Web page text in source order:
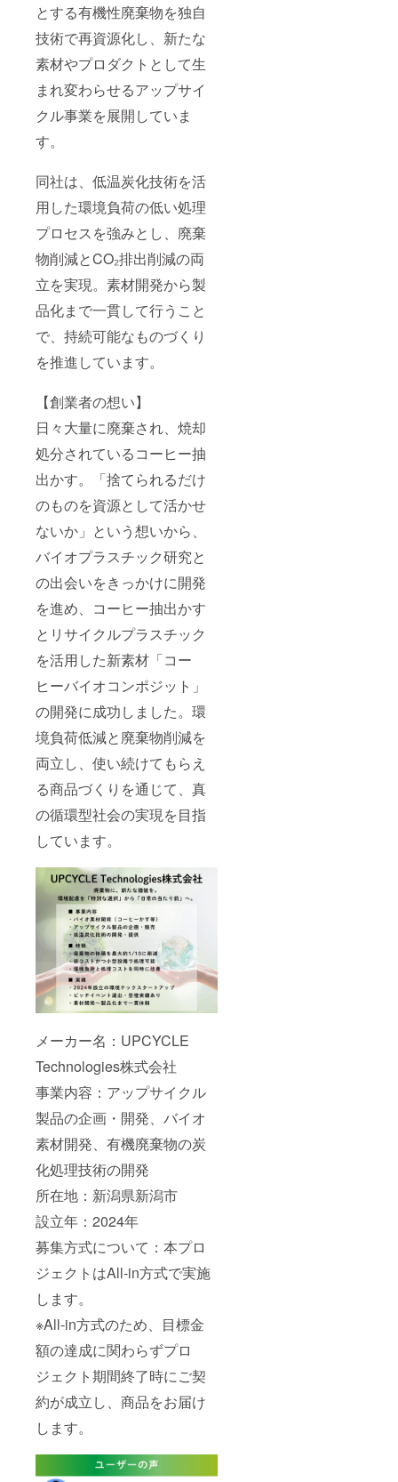
とする有機性廃棄物を独自
技術で再資源化し、新たな
素材やプロダクトとして生
まれ変わらせるアップサイ
クル事業を展開していま
す。
同社は、低温炭化技術を活
用した環境負荷の低い処理
プロセスを強みとし、廃棄
物削減とCO₂排出削減の両
立を実現。素材開発から製
品化まで一貫して行うこと
で、持続可能なものづくり
を推進しています。
【創業者の想い】
日々大量に廃棄され、焼却
処分されているコーヒー抽
出かす。「捨てられるだけ
のものを資源として活かせ
ないか」という想いから、
バイオプラスチック研究と
の出会いをきっかけに開発
を進め、コーヒー抽出かす
とリサイクルプラスチック
を活用した新素材「コー
ヒーバイオコンポジット」
の開発に成功しました。環
境負荷低減と廃棄物削減を
両立し、使い続けてもらえ
る商品づくりを通じて、真
の循環型社会の実現を目指
しています。
メーカー名：UPCYCLE
Technologies株式会社
事業内容：アップサイクル
製品の企画・開発、バイオ
素材開発、有機廃棄物の炭
化処理技術の開発
所在地：新潟県新潟市
設立年：2024年
募集方式について：本プロ
ジェクトはAll-in方式で実施
します。
※All-in方式のため、目標金
額の達成に関わらずプロ
ジェクト期間終了時にご契
約が成立し、商品をお届け
します。